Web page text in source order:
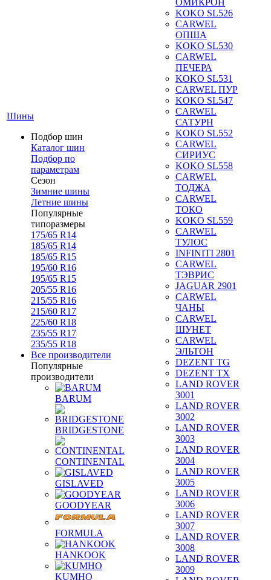
Шины
Подбор шин
Каталог шин
Подбор по
параметрам
Сезон
Зимние шины
Летние шины
Популярные
типоразмеры
175/65 R14
185/65 R14
185/65 R15
195/60 R16
195/65 R15
205/55 R16
215/55 R16
215/60 R17
225/60 R18
235/55 R17
235/55 R18
Все производители
Популярные
производители
BARUM
BRIDGESTONE
CONTINENTAL
GISLAVED
GOODYEAR
FORMULA
HANKOOK
KUMHO
ОМИКРОН
KOKO SL526
CARWEL
ОПША
KOKO SL530
CARWEL
ПЕЧЕРА
KOKO SL531
CARWEL ПУР
KOKO SL547
CARWEL
САТУРН
KOKO SL552
CARWEL
СИРИУС
KOKO SL558
CARWEL
ТОДЖА
CARWEL
ТОКО
KOKO SL559
CARWEL
ТУЛОС
INFINITI 2801
CARWEL
ТЭВРИС
JAGUAR 2901
CARWEL
ЧАНЫ
CARWEL
ШУНЕТ
CARWEL
ЭЛЬТОН
DEZENT TG
DEZENT TX
LAND ROVER
3001
LAND ROVER
3002
LAND ROVER
3003
LAND ROVER
3004
LAND ROVER
3005
LAND ROVER
3006
LAND ROVER
3007
LAND ROVER
3008
LAND ROVER
3009